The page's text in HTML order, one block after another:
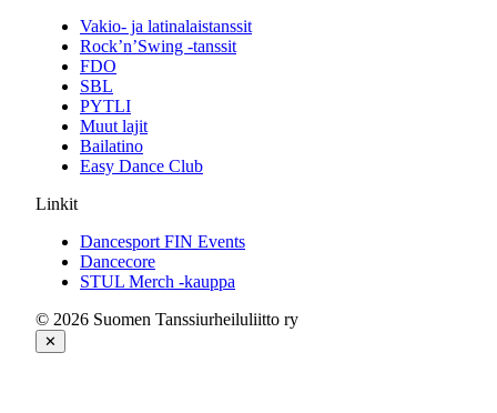
Vakio- ja latinalaistanssit
Rock’n’Swing -tanssit
FDO
SBL
PYTLI
Muut lajit
Bailatino
Easy Dance Club
Linkit
Dancesport FIN Events
Dancecore
STUL Merch -kauppa
© 2026 Suomen Tanssiurheiluliitto ry
✕